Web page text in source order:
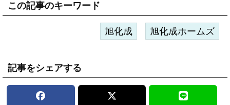
この記事のキーワード
旭化成 旭化成ホームズ
記事をシェアする